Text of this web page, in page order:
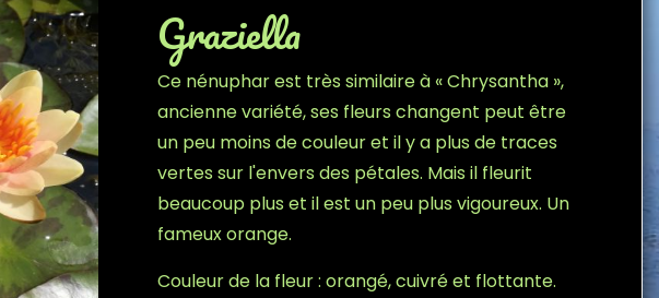
Graziella
Ce nénuphar est très similaire à « Chrysantha »,
ancienne variété, ses fleurs changent peut être
un peu moins de couleur et il y a plus de traces
vertes sur l'envers des pétales. Mais il fleurit
beaucoup plus et il est un peu plus vigoureux. Un
fameux orange.
Couleur de la fleur : orangé, cuivré et flottante.